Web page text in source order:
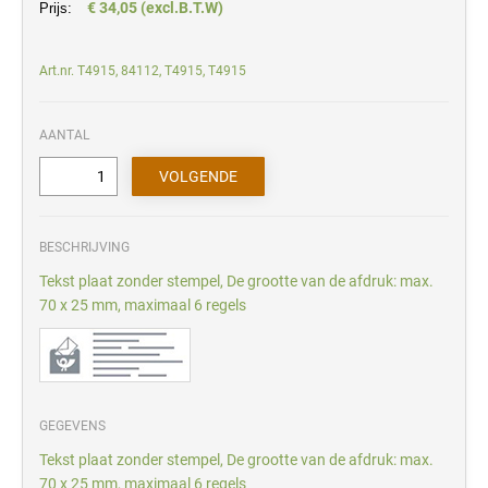
Prijs: € 34,05 (excl.B.T.W)
Art.nr. T4915, 84112, T4915, T4915
AANTAL
BESCHRIJVING
Tekst plaat zonder stempel, De grootte van de afdruk: max.
70 x 25 mm, maximaal 6 regels
GEGEVENS
Tekst plaat zonder stempel, De grootte van de afdruk: max.
70 x 25 mm, maximaal 6 regels